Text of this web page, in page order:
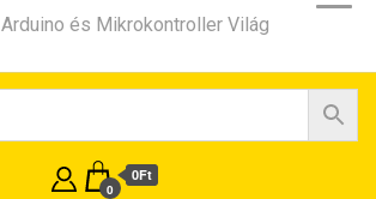
Arduino és Mikrokontroller Világ
0
0Ft